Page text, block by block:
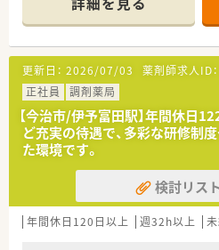
り口もございます。
■薬剤師は常勤3名、事務員3名
■電子薬歴・監査システム・散剤
＜業務内容＞
■応需科目：総合科（その他広域処
■処方箋枚数：平均37枚/日。
■調剤・投薬・監査・OTC販売・
＜研修制度＞
■ご入職後は現場にてOJT研修
■環境の変化に応じ、ステージ
す。薬剤師職に特化した研修を
実技研修では実際の業務さな
更新日： 2026/07/03 薬剤師求人ID：
正社員
調剤薬局
【今治市/伊予富田駅】年間休日
ど充実の待遇で、多彩な研修制
た環境です。
検討リス
年間休日120日以上 週32h以上